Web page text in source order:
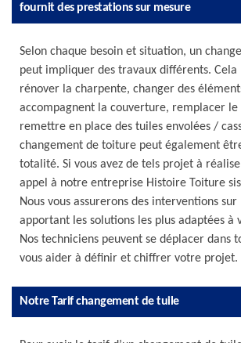
fournit des prestations sur mesure
Selon chaque besoin et situation, un
peut impliquer des travaux différents. Cela
rénover la charpente, changer des
accompagnent la couverture, remplacer
remettre en place des tuiles envolées /
changement de toiture peut également
totalité. Si vous avez de tels projet à
appel à notre entreprise Histoire Toiture
Nous vous assurerons des interventions
apportant les solutions les plus adaptées à
Nos techniciens peuvent se déplacer dans
vous aider à définir et chiffrer votre projet.
Notre Tarif changement de tuile